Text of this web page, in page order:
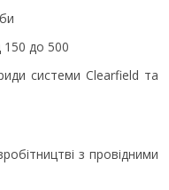
150 до 500
системи Clearfield та
з провідними